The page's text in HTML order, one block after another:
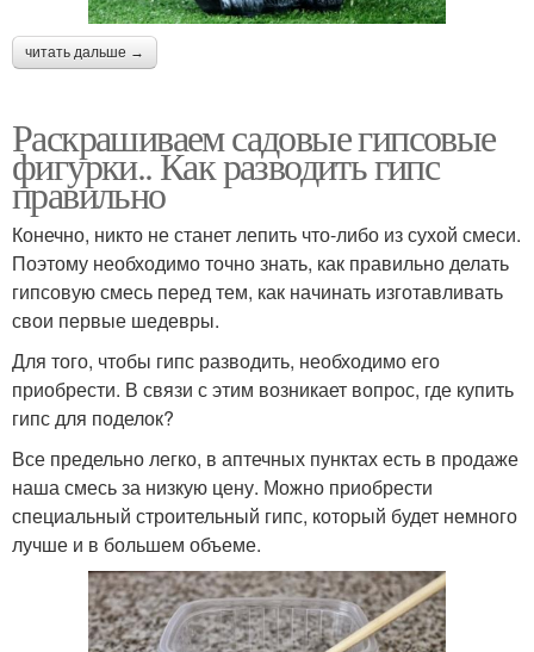
читать дальше →
Раскрашиваем садовые гипсовые
фигурки.. Как разводить гипс
правильно
Конечно, никто не станет лепить что-либо из сухой смеси.
Поэтому необходимо точно знать, как правильно делать
гипсовую смесь перед тем, как начинать изготавливать
свои первые шедевры.
Для того, чтобы гипс разводить, необходимо его
приобрести. В связи с этим возникает вопрос, где купить
гипс для поделок?
Все предельно легко, в аптечных пунктах есть в продаже
наша смесь за низкую цену. Можно приобрести
специальный строительный гипс, который будет немного
лучше и в большем объеме.